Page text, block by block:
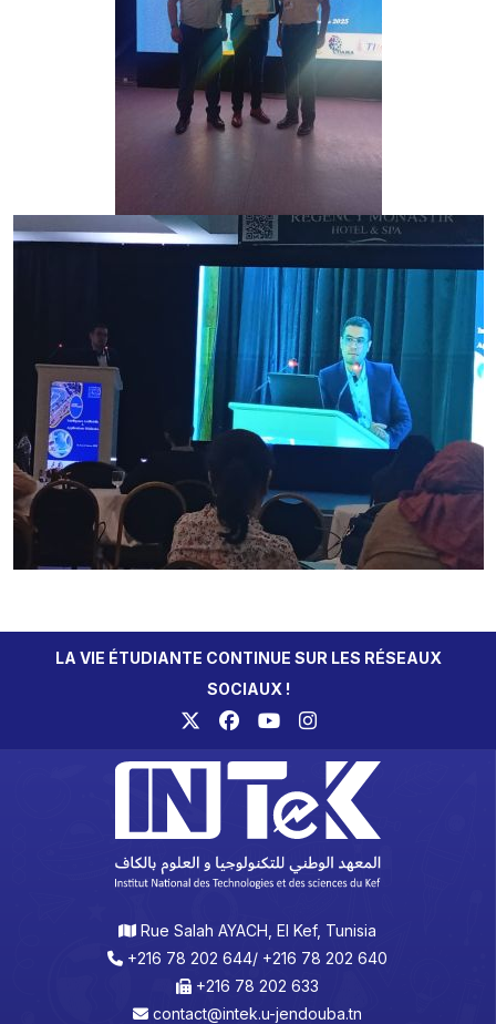
LA VIE ÉTUDIANTE CONTINUE SUR LES RÉSEAUX
SOCIAUX !
Rue Salah AYACH, El Kef, Tunisia
+216 78 202 644/ +216 78 202 640
+216 78 202 633
contact@intek.u-jendouba.tn